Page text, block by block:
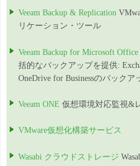
Veeam Backup & Replication
リケーション・ツール
Veeam Backup for Microsoft Office
括的なバックアップを提供:
OneDrive for Businessのバックア
Veeam ONE 仮想環境対応監視&
VMware仮想化構築サービス
Wasabi クラウドストレージ